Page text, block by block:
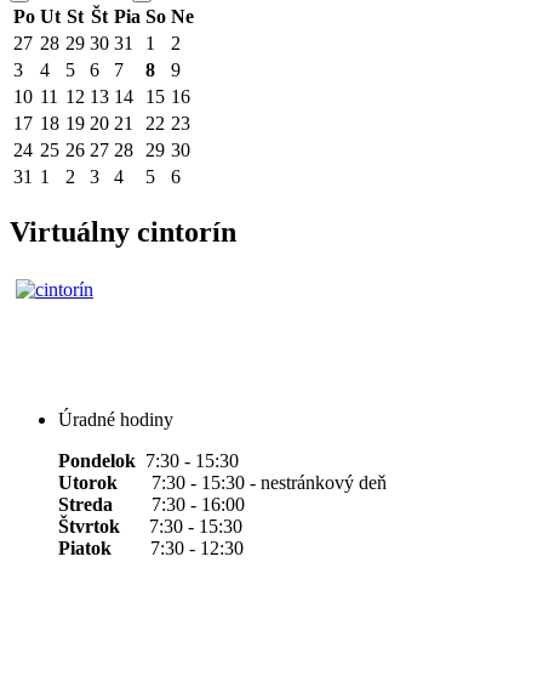
Po Ut St Št Pia So Ne
27 28 29 30 31 1
2
3
4 5 6 7 8
9
10 11 12 13 14 15 16
17 18 19 20 21 22 23
24 25 26 27 28 29 30
31 1 2 3 4 5 6
Virtuálny cintorín
Úradné hodiny
Pondelok 7:30 - 15:30
Utorok 7:30 - 15:30 - nestránkový deň
Streda 7:30 - 16:00
Štvrtok 7:30 - 15:30
Piatok 7:30 - 12:30